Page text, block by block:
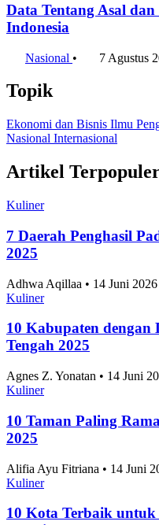
Data Tentang Asal
Indonesia
Nasional • 7 Agustus
Topik
Ekonomi dan Bisnis Ilmu
Nasional Internasional
Artikel
Kuliner
7 Daerah Penghasil
2025
Adhwa Aqillaa • 14 Juni 2026
Kuliner
10 Kabupaten dengan
Tengah 2025
Agnes Z. Yonatan • 14 Juni
Kuliner
10 Taman Paling
2025
Alifia Ayu Fitriana • 14 Juni
Kuliner
10 Kota Terbaik untuk